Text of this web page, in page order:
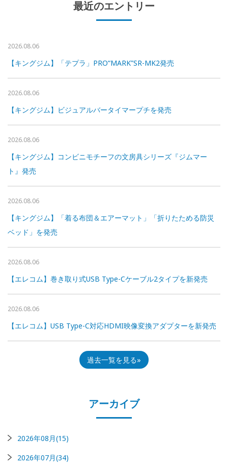
最近のエントリー
2026.08.06
【キングジム】「テプラ」PRO“MARK”SR-MK2発売
2026.08.06
【キングジム】ビジュアルバータイマープチを発売
2026.08.06
【キングジム】コンビニモチーフの文房具シリーズ『ジムマー
ト』発売
2026.08.06
【キングジム】「着る布団＆エアーマット」「折りたためる防災
ベッド」を発売
2026.08.06
【エレコム】巻き取り式USB Type-Cケーブル2タイプを新発売
2026.08.06
【エレコム】USB Type-C対応HDMI映像変換アダプターを新発売
過去一覧を見る
アーカイブ
2026年08月(15)
2026年07月(34)